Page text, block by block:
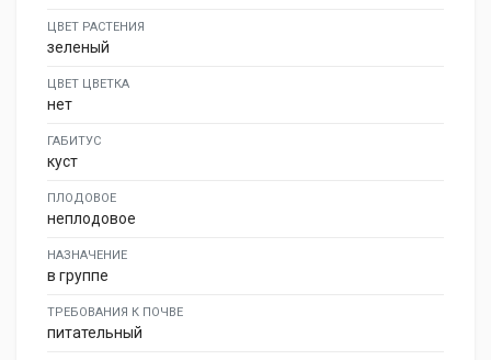
ЦВЕТ РАСТЕНИЯ
зеленый
ЦВЕТ ЦВЕТКА
нет
ГАБИТУС
куст
ПЛОДОВОЕ
неплодовое
НАЗНАЧЕНИЕ
в группе
ТРЕБОВАНИЯ К ПОЧВЕ
питательный